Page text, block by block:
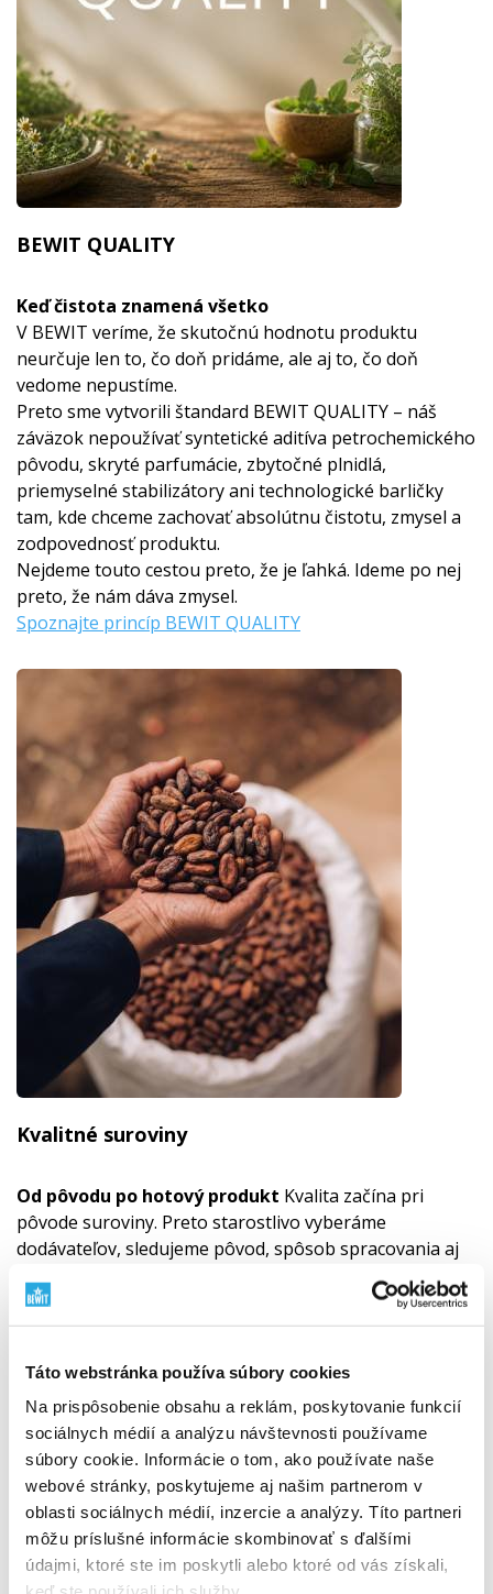
Táto webstránka používa súbory cookies
Na prispôsobenie obsahu a reklám, poskytovanie funkcií
sociálnych médií a analýzu návštevnosti používame
súbory cookie. Informácie o tom, ako používate naše
webové stránky, poskytujeme aj našim partnerom v
oblasti sociálnych médií, inzercie a analýzy. Títo partneri
môžu príslušné informácie skombinovať s ďalšími
údajmi, ktoré ste im poskytli alebo ktoré od vás získali,
BEWIT QUALITY
Keď čistota znamená všetko
V BEWIT veríme, že skutočnú hodnotu produktu
neurčuje len to, čo doň pridáme, ale aj to, čo doň
vedome nepustíme.
Preto sme vytvorili štandard BEWIT QUALITY – náš
záväzok nepoužívať syntetické aditíva petrochemického
pôvodu, skryté parfumácie, zbytočné plnidlá,
priemyselné stabilizátory ani technologické barličky
tam, kde chceme zachovať absolútnu čistotu, zmysel a
zodpovednosť produktu.
Nejdeme touto cestou preto, že je ľahká. Ideme po nej
preto, že nám dáva zmysel.
Spoznajte princíp BEWIT QUALITY
Kvalitné suroviny
Od pôvodu po hotový produkt Kvalita začína pri
pôvode suroviny. Preto starostlivo vyberáme
dodávateľov, sledujeme pôvod, spôsob spracovania aj
zmysel každej zložky. Pracujeme s BIO surovinami, RAW
prístupom, rastlinnými zdrojmi a surovinami z divokej
prírody tam, kde to dáva zmysel. Rešpekt k prírode
zodpovednosťou.Zistite, prečo záleží na pôvode
surovín"